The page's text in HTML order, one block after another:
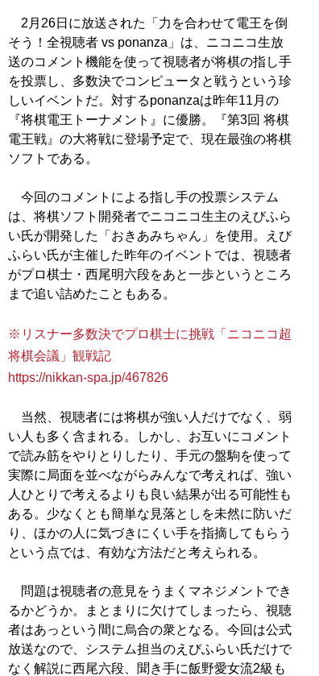
2月26日に放送された「力を合わせて電王を倒
そう！全視聴者 vs ponanza」は、ニコニコ生放
送のコメント機能を使って視聴者が将棋の指し手
を投票し、多数決でコンピュータと戦うという珍
しいイベントだ。対するponanzaは昨年11月の
『将棋電王トーナメント』に優勝。『第3回 将棋
電王戦』の大将戦に登場予定で、現在最強の将棋
ソフトである。
今回のコメントによる指し手の投票システム
は、将棋ソフト開発者でニコニコ生主のえびふら
い氏が開発した「おきあみちゃん」を使用。えび
ふらい氏が主催した昨年のイベントでは、視聴者
がプロ棋士・西尾明六段をあと一歩というところ
まで追い詰めたこともある。
※リスナー多数決でプロ棋士に挑戦「ニコニコ超
将棋会議」観戦記
https://nikkan-spa.jp/467826
当然、視聴者には将棋が強い人だけでなく、弱
い人も多く含まれる。しかし、お互いにコメント
で読み筋をやりとりしたり、手元の盤駒を使って
実際に局面を並べながらみんなで考えれば、強い
人ひとりで考えるよりも良い結果が出る可能性も
ある。少なくとも簡単な見落としを未然に防いだ
り、ほかの人に気づきにくい手を指摘してもらう
という点では、有効な方法だと考えられる。
問題は視聴者の意見をうまくマネジメントでき
るかどうか。まとまりに欠けてしまったら、視聴
者はあっという間に烏合の衆となる。今回は公式
放送なので、システム担当のえびふらい氏だけで
なく解説に西尾六段、聞き手に飯野愛女流2級も